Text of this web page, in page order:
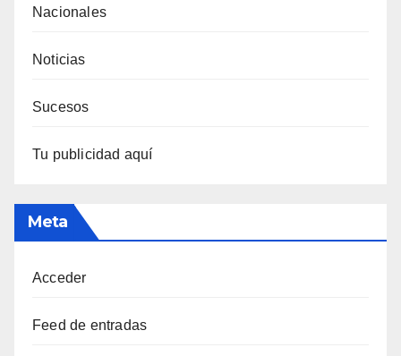
Nacionales
Noticias
Sucesos
Tu publicidad aquí
Meta
Acceder
Feed de entradas